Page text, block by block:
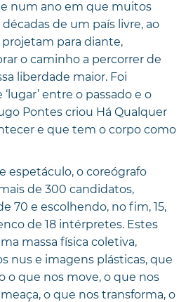
num ano em que muitos
de um país livre, ao
para diante,
o caminho a percorrer de
liberdade maior. Foi
entre o passado e o
Pontes criou Há Qualquer
e que tem o corpo como
espetáculo, o coreógrafo
de 300 candidatos,
70 e escolhendo, no fim, 15,
de 18 intérpretes. Estes
massa física coletiva,
nus e imagens plásticas, que
o que nos move, o que nos
o que nos transforma, o